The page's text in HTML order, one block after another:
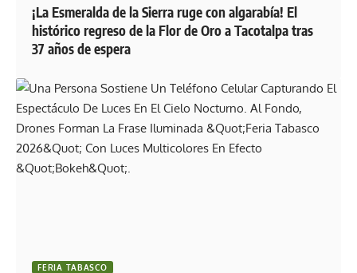
¡La Esmeralda de la Sierra ruge con algarabía! El
histórico regreso de la Flor de Oro a Tacotalpa tras
37 años de espera
FERIA TABASCO